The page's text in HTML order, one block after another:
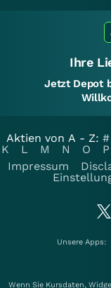
Ihre
Jetzt Depot
Aktien von A - Z: #
K
L M N O P
Impressum
Unsere Apps:
Wenn Sie Kursdaten,